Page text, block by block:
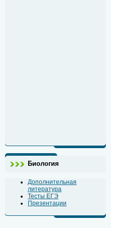
Биология
Дополнительная
литература
Тесты ЕГЭ
Презентации